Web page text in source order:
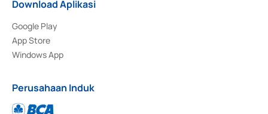
Download Aplikasi
Google Play
App Store
Windows App
Perusahaan Induk